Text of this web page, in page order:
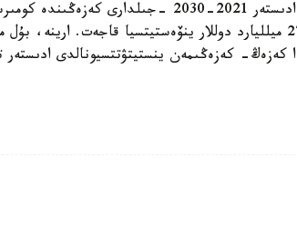
ەنەرگيا كوزدەرى سالاسىندا جاڭا ادىستەر 2021-
شارالارىنا باعىتتالاتىن شامامەن 273 ميلليارد دوللار ينۆەستيتسيا
كەزەڭ- كەزەڭىمەن ينستيتۋتتسيونالدى ادىستەر